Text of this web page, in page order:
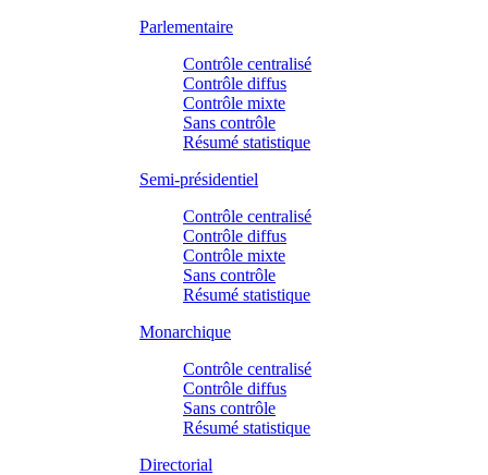
Parlementaire
Contrôle centralisé
Contrôle diffus
Contrôle mixte
Sans contrôle
Résumé statistique
Semi-présidentiel
Contrôle centralisé
Contrôle diffus
Contrôle mixte
Sans contrôle
Résumé statistique
Monarchique
Contrôle centralisé
Contrôle diffus
Sans contrôle
Résumé statistique
Directorial